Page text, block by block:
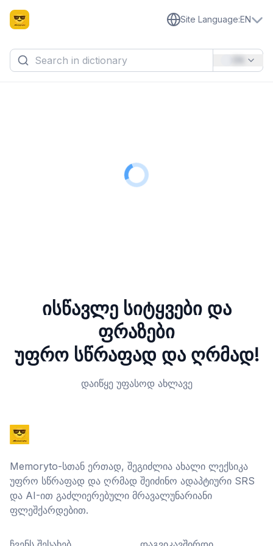
Site Language:EN
ისწავლე სიტყვები და
ფრაზები
უფრო სწრაფად და ღრმად!
დაიწყე უფასოდ ახლავე
Memoryto-სთან ერთად, შეგიძლია ახალი ლექსიკა
უფრო სწრაფად და ღრმად შეიძინო ადაპტიური SRS
და AI-ით გაძლიერებული მრავალუნარიანი
ფლეშქარდებით.